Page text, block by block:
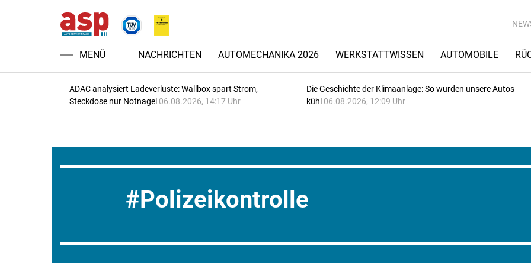
MENÜ NACHRICHTEN AUTOMECHANIKA 2026 WERKSTATTWISSEN AUTOMOBILE
ADAC analysiert Ladeverluste: Wallbox spart Strom,
Steckdose nur Notnagel 06.08.2026, 14:17 Uhr
Die Geschichte der Klimaanlage: So wurden unsere Autos
kühl 06.08.2026, 12:09 Uhr
Polizeikontrolle